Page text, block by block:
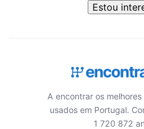
Estou
A encontrar os
usados em Portugal.
1 720 872